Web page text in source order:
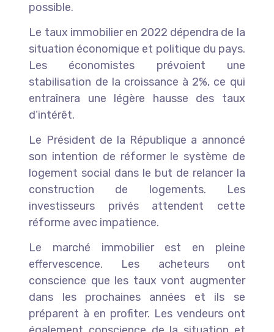
possible.
Le taux immobilier en 2022 dépendra de la
situation économique et politique du pays.
Les économistes prévoient une
stabilisation de la croissance à 2%, ce qui
entraînera une légère hausse des taux
d’intérêt.
Le Président de la République a annoncé
son intention de réformer le système de
logement social dans le but de relancer la
construction de logements. Les
investisseurs privés attendent cette
réforme avec impatience.
Le marché immobilier est en pleine
effervescence. Les acheteurs ont
conscience que les taux vont augmenter
dans les prochaines années et ils se
préparent à en profiter. Les vendeurs ont